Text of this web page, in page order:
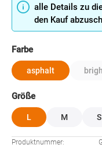
alle Details zu
den Kauf
Farbeauswählen
asphalt
Größeauswählen
L M S
Produktnummer: